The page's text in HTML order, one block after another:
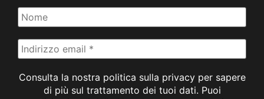
Consulta la nostra politica sulla privacy per sapere
di più sul trattamento dei tuoi dati. Puoi